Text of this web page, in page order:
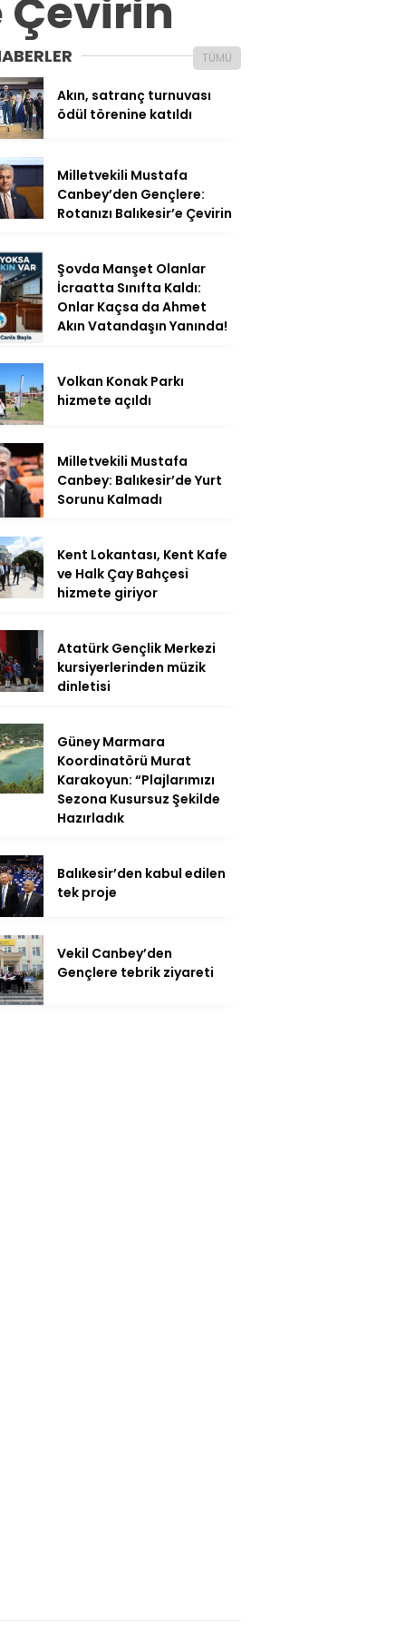
Çevirin
TÜMÜ
Akın, satranç turnuvası
ödül törenine katıldı
Milletvekili Mustafa
Canbey’den Gençlere:
Rotanızı Balıkesir’e Çevirin
Şovda Manşet Olanlar
İcraatta Sınıfta Kaldı:
Onlar Kaçsa da Ahmet
Akın Vatandaşın Yanında!
Volkan Konak Parkı
hizmete açıldı
Milletvekili Mustafa
Canbey: Balıkesir’de Yurt
Sorunu Kalmadı
Kent Lokantası, Kent Kafe
ve Halk Çay Bahçesi
hizmete giriyor
Atatürk Gençlik Merkezi
kursiyerlerinden müzik
dinletisi
Güney Marmara
Koordinatörü Murat
Karakoyun: “Plajlarımızı
Sezona Kusursuz Şekilde
Hazırladık
Balıkesir’den kabul edilen
tek proje
Vekil Canbey’den
Gençlere tebrik ziyareti